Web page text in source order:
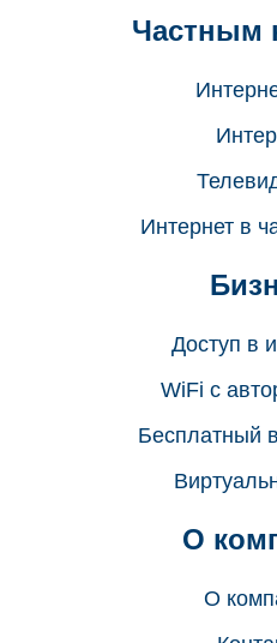
Частным
Интернет в
Доступ в
WiFi с
Бесплатный
О
О